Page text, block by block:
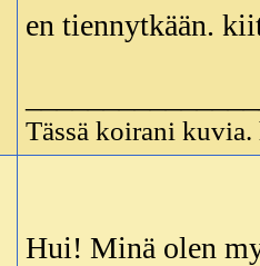
en tiennytkään.
Tässä koirani
Hui! Minä olen